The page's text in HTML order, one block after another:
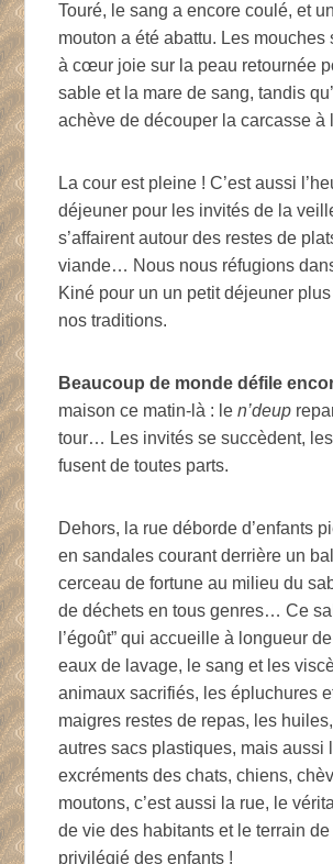
Touré, le sang a encore coulé, et
mouton a été abattu. Les mouches
à cœur joie sur la peau retournée
sable et la mare de sang, tandis
achève de découper la carcasse à
La cour est pleine ! C’est aussi
déjeuner pour les invités de la
s’affairent autour des restes de
viande… Nous nous réfugions
Kiné pour un un petit déjeuner
nos traditions.
Beaucoup de monde défile
maison ce matin-là : len’deup
tour… Les invités se succèdent,
fusent de toutes parts.
Dehors, la rue déborde d’enfants
en sandales courant derrière un
cerceau de fortune au milieu du
de déchets en tous genres… Ce
l’égoût” qui accueille à longueur
eaux de lavage, le sang et les
animaux sacrifiés, les épluchures
maigres restes de repas, les
autres sacs plastiques, mais aussi
excréments des chats, chiens,
moutons, c’est aussi la rue, le
de vie des habitants et le terrain de
privilégié des enfants !